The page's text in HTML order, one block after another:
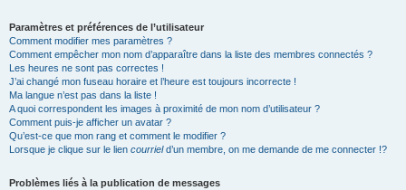
Paramètres et préférences de l’utilisateur
Comment modifier mes paramètres ?
Comment empêcher mon nom d’apparaître dans la liste des membres connectés ?
Les heures ne sont pas correctes !
J’ai changé mon fuseau horaire et l’heure est toujours incorrecte !
Ma langue n’est pas dans la liste !
A quoi correspondent les images à proximité de mon nom d’utilisateur ?
Comment puis-je afficher un avatar ?
Qu’est-ce que mon rang et comment le modifier ?
Lorsque je clique sur le lien courrield’un membre, on me demande de me connecter !?
Problèmes liés à la publication de messages